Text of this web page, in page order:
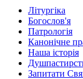
Літургіка
Богослов'я
Патрологія
Канонічне
Наша історія
Запитати